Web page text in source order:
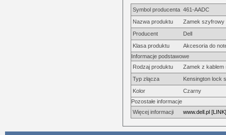
Symbol producenta 461-AADC
Nazwa produktu
Zamek szyfrowy
Producent
Dell
Klasa produktu
Akcesoria do
Informacje podstawowe
Rodzaj produktu
Zamek z kablem
Typ złącza
Kensington lock
Kolor
Czarny
Pozostałe informacje
Więcej informacji
www.dell.pl [LINK]